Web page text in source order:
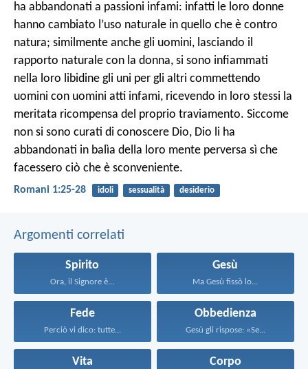
ha abbandonati a passioni infami: infatti le loro donne
hanno cambiato l’uso naturale in quello che è contro
natura; similmente anche gli uomini, lasciando il
rapporto naturale con la donna, si sono infiammati
nella loro libidine gli uni per gli altri commettendo
uomini con uomini atti infami, ricevendo in loro stessi la
meritata ricompensa del proprio traviamento. Siccome
non si sono curati di conoscere Dio, Dio li ha
abbandonati in balìa della loro mente perversa sì che
facessero ciò che è sconveniente.
Romani 1:25-28 idoli sessualità desiderio
Argomenti correlati
Spirito
Ora, il Signore è...
Gesù
Ma Gesù fissò lo...
Fede
Perciò vi dico: tutte...
Obbedienza
Gesù gli rispose: «Se...
Vita Corpo